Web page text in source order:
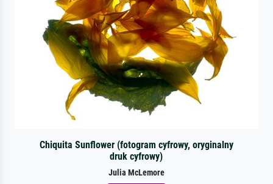
Chiquita Sunflower (fotogram cyfrowy, oryginalny
druk cyfrowy)
Julia McLemore